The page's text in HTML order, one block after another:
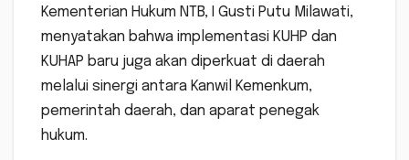
Kementerian Hukum NTB, I Gusti Putu Milawati,
menyatakan bahwa implementasi KUHP dan
KUHAP baru juga akan diperkuat di daerah
melalui sinergi antara Kanwil Kemenkum,
pemerintah daerah, dan aparat penegak
hukum.